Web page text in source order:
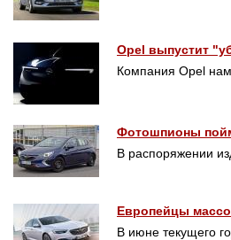
Opel выпустит
Компания Opel
Фотошпионы
В распоряжении
Европейцы
В июне текущего